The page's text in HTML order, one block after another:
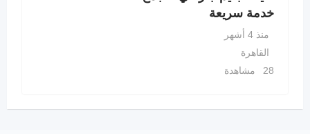
خدمة سريعة
منذ 4 أشهر
القاهرة
28 مشاهدة